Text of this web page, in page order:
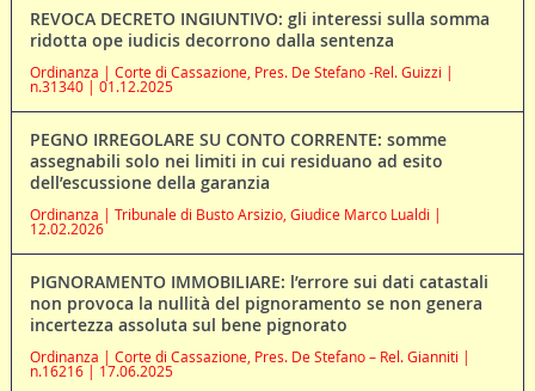
REVOCA DECRETO INGIUNTIVO: gli interessi sulla somma
ridotta ope iudicis decorrono dalla sentenza
Ordinanza | Corte di Cassazione, Pres. De Stefano -Rel. Guizzi |
n.31340 | 01.12.2025
PEGNO IRREGOLARE SU CONTO CORRENTE: somme
assegnabili solo nei limiti in cui residuano ad esito
dell’escussione della garanzia
Ordinanza | Tribunale di Busto Arsizio, Giudice Marco Lualdi |
12.02.2026
PIGNORAMENTO IMMOBILIARE: l’errore sui dati catastali
non provoca la nullità del pignoramento se non genera
incertezza assoluta sul bene pignorato
Ordinanza | Corte di Cassazione, Pres. De Stefano – Rel. Gianniti |
n.16216 | 17.06.2025